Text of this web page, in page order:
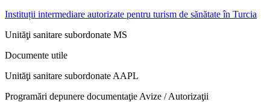
Instituții intermediare autorizate pentru turism de sănătate în Turcia
Unităţi sanitare subordonate MS
Documente utile
Unităţi sanitare subordonate AAPL
Programări depunere documentaţie Avize / Autorizaţii